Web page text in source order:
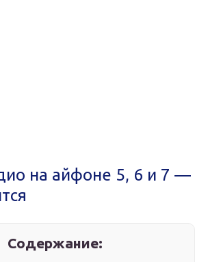
на айфоне 5, 6 и 7 —
Содержание: